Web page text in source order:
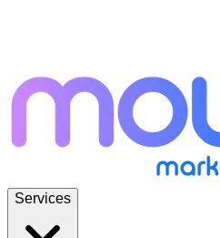
Services